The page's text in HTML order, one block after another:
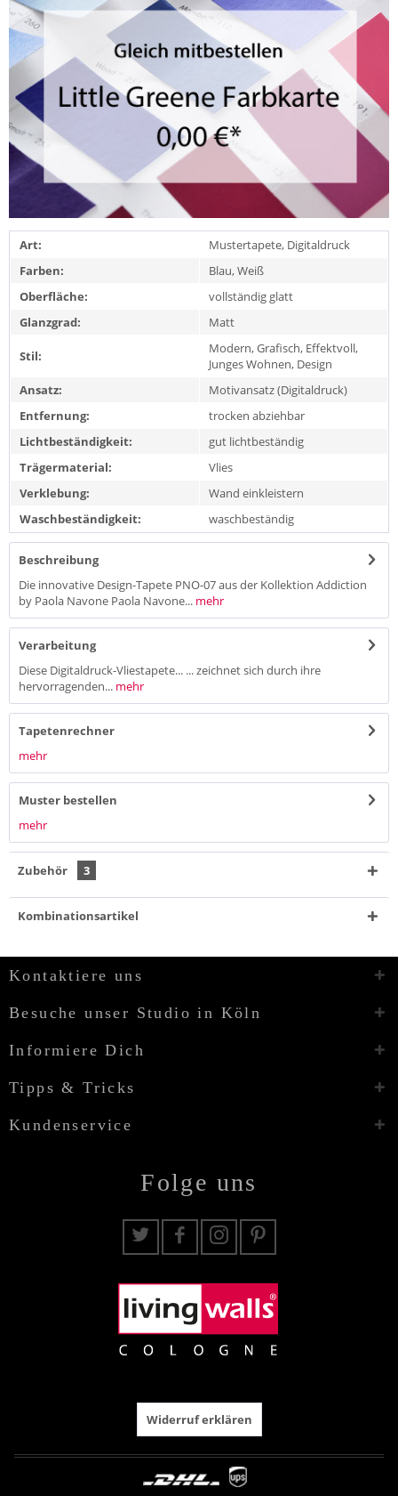
Art:
Mustertapete, Digitaldruck
Farben:
Blau, Weiß
Oberfläche:
vollständig glatt
Glanzgrad:
Matt
Stil:
Modern, Grafisch, Effektvoll,
Junges Wohnen, Design
Ansatz:
Motivansatz (Digitaldruck)
Entfernung:
trocken abziehbar
Lichtbeständigkeit:
gut lichtbeständig
Trägermaterial:
Vlies
Verklebung:
Wand einkleistern
Waschbeständigkeit:
waschbeständig
Beschreibung
Die innovative Design-Tapete PNO-07 aus der Kollektion Addiction
by Paola Navone Paola Navone... mehr
Verarbeitung
Diese Digitaldruck-Vliestapete... ... zeichnet sich durch ihre
hervorragenden... mehr
Tapetenrechner
mehr
Muster bestellen
mehr
Zubehör 3
Kombinationsartikel
Kontaktiere uns
Besuche unser Studio in Köln
Informiere Dich
Tipps & Tricks
Kundenservice
Folge uns
Widerruf erklären